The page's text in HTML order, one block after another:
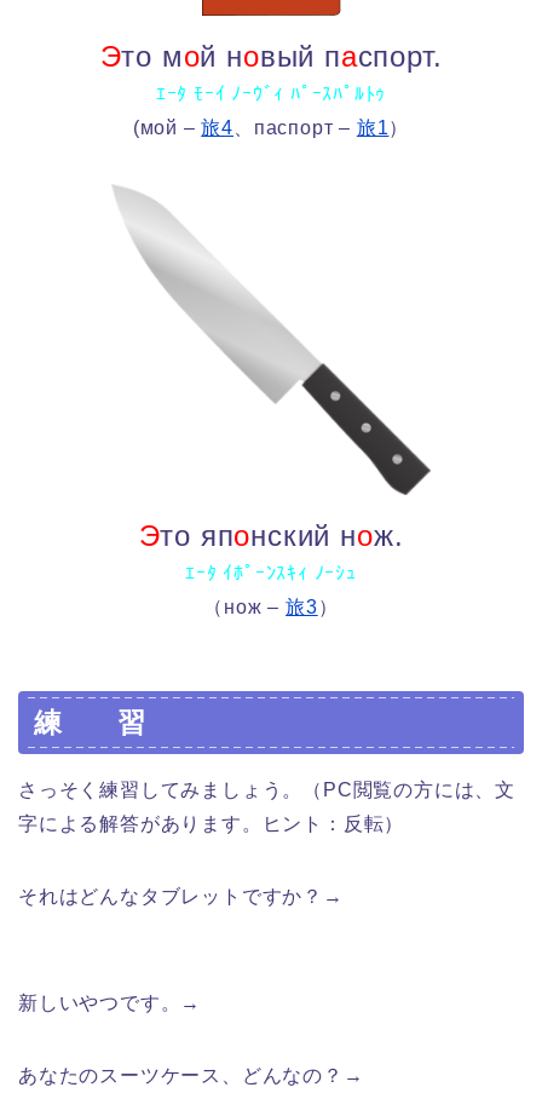
Это мой новый паспорт.
ｴｰﾀ ﾓｰｲ ﾉｰｳﾞｨ ﾊﾟｰｽﾊﾟﾙﾄｩ
(мой –旅4 、паспорт – 旅1）
Это японский нож.
ｴｰﾀ ｲﾎﾟｰﾝｽｷｨ ﾉｰｼｭ
（нож –旅3）
練 習
さっそく練習してみましょう。（PC閲覧の方には、文
字による解答があります。ヒント：反転）
それはどんなタブレットですか？→
新しいやつです。→
あなたのスーツケース、どんなの？→